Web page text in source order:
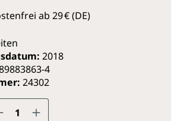
ab 29 € (DE)
2018
4
24302
Anzahl: Gib den